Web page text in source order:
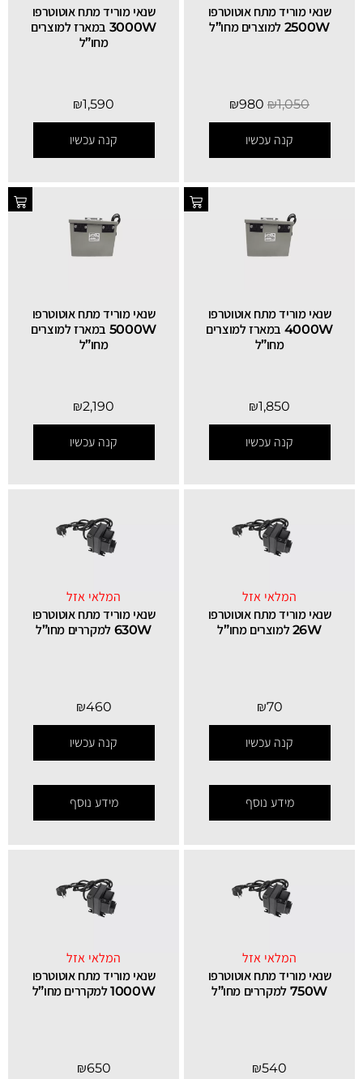
שנאי מוריד מתח אוטוטרפו
2500W למוצרים מחו”ל
₪1,050
₪980
קנה עכשיו
שנאי מוריד מתח אוטוטרפו
3000W במארז למוצרים
מחו”ל
₪1,590
קנה עכשיו
שנאי מוריד מתח אוטוטרפו
4000W במארז למוצרים
מחו”ל
₪1,850
קנה עכשיו
שנאי מוריד מתח אוטוטרפו
5000W במארז למוצרים
מחו”ל
₪2,190
קנה עכשיו
המלאי אזל
שנאי מוריד מתח אוטוטרפו
26W למוצרים מחו”ל
₪70
קנה עכשיו
מידע נוסף
המלאי אזל
שנאי מוריד מתח אוטוטרפו
630W למקררים מחו”ל
₪460
קנה עכשיו
מידע נוסף
המלאי אזל
שנאי מוריד מתח אוטוטרפו
750W למקררים מחו”ל
₪540
המלאי אזל
שנאי מוריד מתח אוטוטרפו
1000W למקררים מחו”ל
₪650